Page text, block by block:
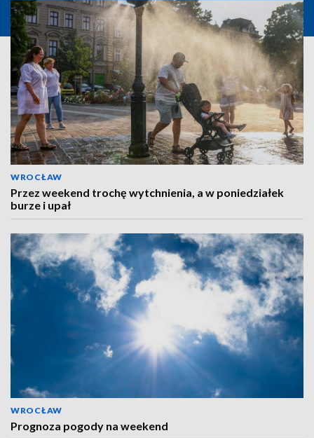
WROCŁAW
Przez weekend trochę wytchnienia, a w poniedziałek
burze i upał
WROCŁAW
Prognoza pogody na weekend